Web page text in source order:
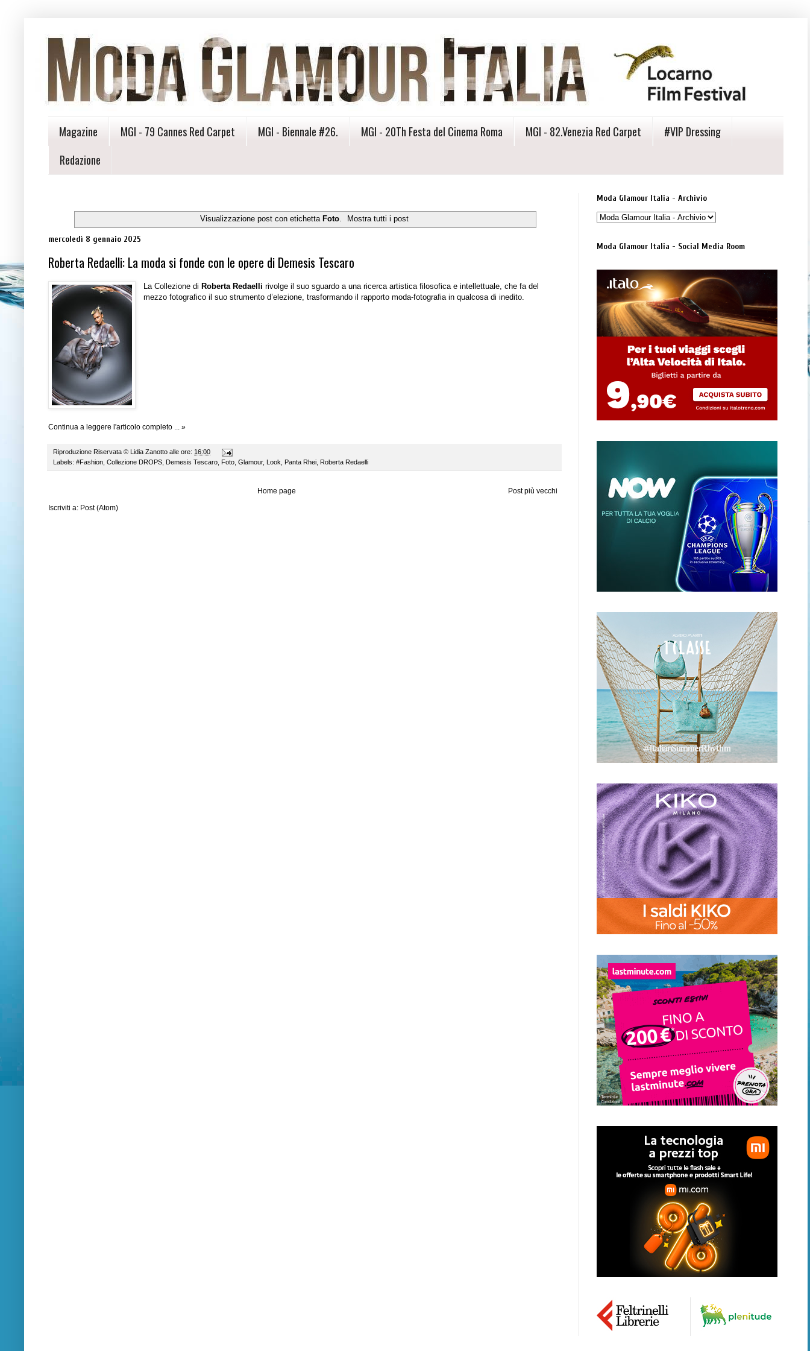
Magazine MGI - 79 Cannes Red Carpet MGI - Biennale #26. MGI - 20Th Festa del Cinema Roma MGI - 82.Venezia Red Carpet
#VIP Dressing
Redazione
Visualizzazione post con etichetta Foto. Mostra tutti i post
mercoledì 8 gennaio 2025
Roberta Redaelli: La moda si fonde con le opere di Demesis Tescaro
La Collezione di Roberta Redaelli rivolge il suo sguardo a una ricerca artistica filosofica e intellettuale, che fa del
mezzo fotografico il suo strumento d’elezione, trasformando il rapporto moda-fotografia in qualcosa di inedito.
Continua a leggere l'articolo completo ... »
Riproduzione Riservata © Lidia Zanotto alle ore: 16:00
Labels: #Fashion Collezione DROPS Demesis Tescaro Foto Glamour, Look Panta Rhei Roberta Redaelli
Post più vecchi
Home page
Iscriviti a: Post (Atom)
Moda Glamour Italia - Archivio
Moda Glamour Italia - Social Media Room